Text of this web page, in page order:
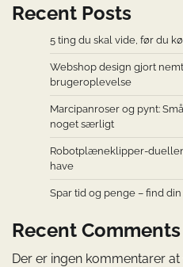
Recent Posts
5 ting du skal vide, før du
Webshop design gjort
brugeroplevelse
Marcipanroser og pynt:
noget særligt
Robotplæneklipper-
have
Spar tid og penge – find
Recent Comments
Der er ingen kommentarer at